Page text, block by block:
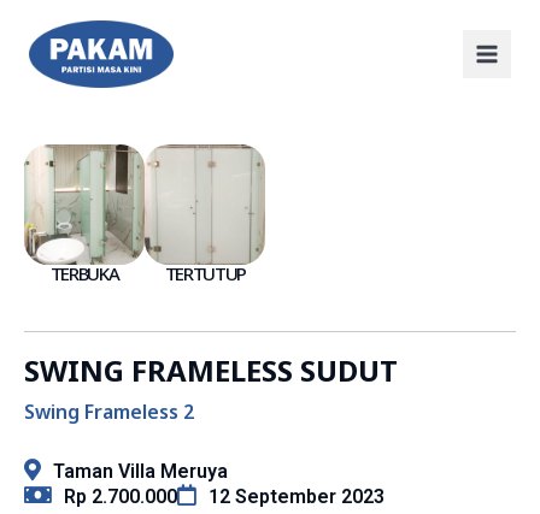
TERBUKA TERTUTUP
SWING FRAMELESS SUDUT
Swing Frameless 2
Taman Villa Meruya
Rp 2.700.000
12 September 2023